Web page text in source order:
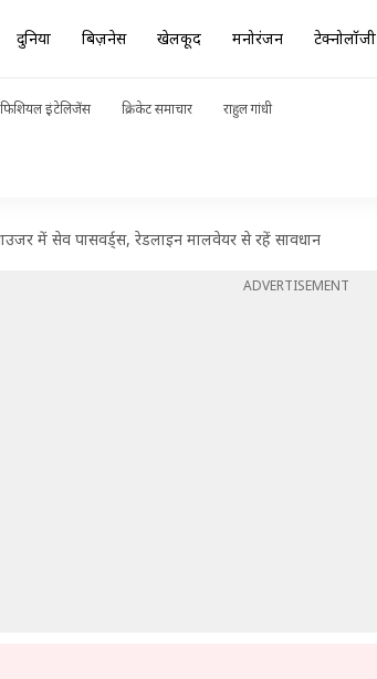
दुनिया बिज़नेस खेलकूद मनोरंजन टेक्नोलॉजी
इंटेलिजेंस क्रिकेट समाचार राहुल गांधी
में सेव पासवर्ड्स, रेडलाइन मालवेयर से रहें सावधान
ADVERTISEMENT